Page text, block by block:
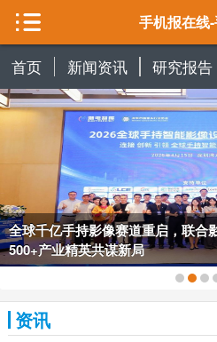
手机报在线
首页 新闻资讯 研究报告
全球千亿手持影像赛道重启，联合
500+产业精英共谋新局
资讯